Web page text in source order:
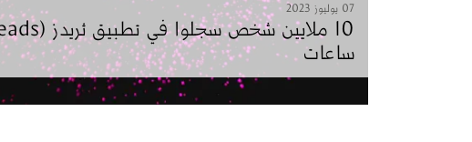
07 يوليوز 2023
ساعات